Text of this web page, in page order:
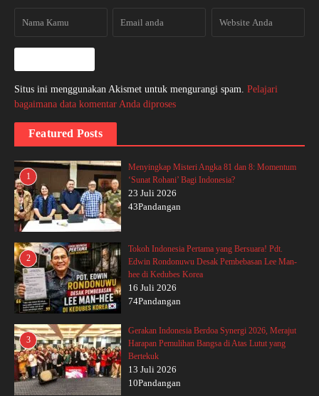
Situs ini menggunakan Akismet untuk mengurangi spam. Pelajari
bagaimana data komentar Anda diproses
Featured Posts
1
Menyingkap Misteri Angka 81 dan 8: Momentum
‘Sunat Rohani’ Bagi Indonesia?
23 Juli 2026
43Pandangan
2
Tokoh Indonesia Pertama yang Bersuara! Pdt.
Edwin Rondonuwu Desak Pembebasan Lee Man-
hee di Kedubes Korea
16 Juli 2026
74Pandangan
3
Gerakan Indonesia Berdoa Synergi 2026, Merajut
Harapan Pemulihan Bangsa di Atas Lutut yang
Bertekuk
13 Juli 2026
10Pandangan